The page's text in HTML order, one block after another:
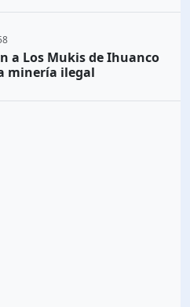
a Los Mukis de Ihuanco
minería ilegal